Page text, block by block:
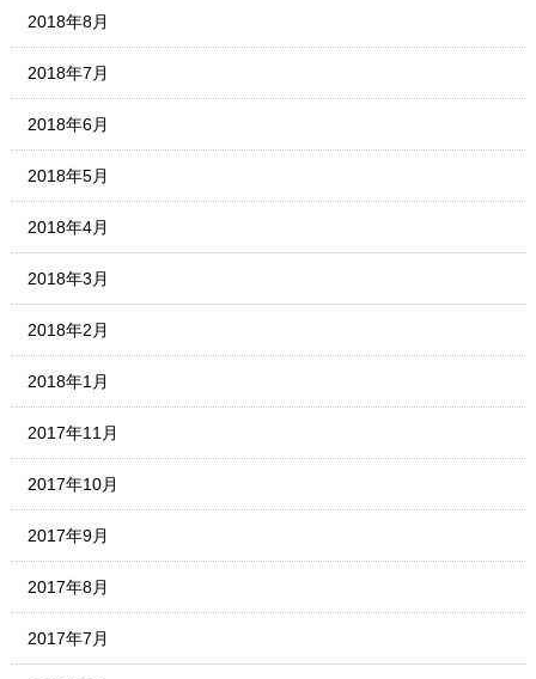
2018年8月
2018年7月
2018年6月
2018年5月
2018年4月
2018年3月
2018年2月
2018年1月
2017年11月
2017年10月
2017年9月
2017年8月
2017年7月